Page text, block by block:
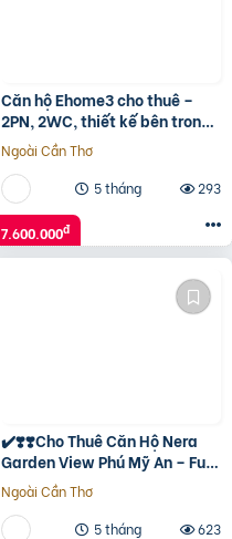
Căn hộ Ehome3 cho thuê –
2PN, 2WC, thiết kế bên trong
đầy đủ, dọn vào ở ngay – giá
7.6 triệu
Ngoài Cần Thơ
5 tháng
293
7.600.000đ
✔️❣️❣️Cho Thuê Căn Hộ Nera
Garden View Phú Mỹ An – Full
Nội Thất Xịn Xò
Ngoài Cần Thơ
5 tháng
623